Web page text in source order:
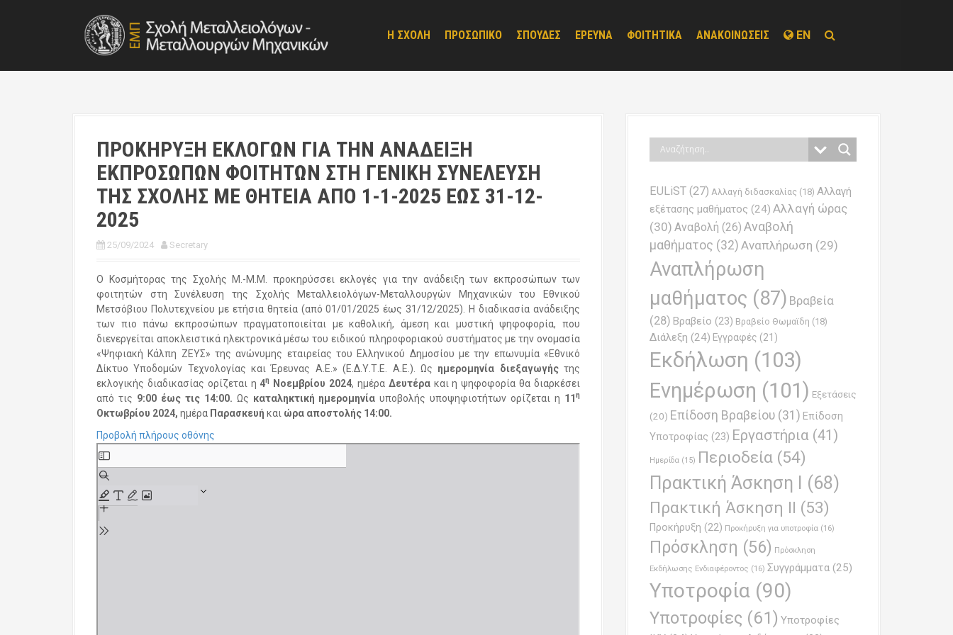
Η ΣΧΟΛΗ ΠΡΟΣΩΠΙΚΟ ΣΠΟΥΔΕΣ ΕΡΕΥΝΑ ΦΟΙΤΗΤΙΚΑ ΑΝΑΚΟΙΝΩΣΕΙΣ EN
ΠΡΟΚΗΡΥΞΗ ΕΚΛΟΓΩΝ ΓΙΑ ΤΗΝ ΑΝΑΔΕΙΞΗ
ΕΚΠΡΟΣΩΠΩΝ ΦΟΙΤΗΤΩΝ ΣΤΗ ΓΕΝΙΚΗ ΣΥΝΕΛΕΥΣΗ
ΤΗΣ ΣΧΟΛΗΣ ΜΕ ΘΗΤΕΙΑ ΑΠΟ 1-1-2025 ΕΩΣ 31-12-
2025
25/09/2024 Secretary
Ο Κοσμήτορας της Σχολής Μ.-Μ.Μ. προκηρύσσει εκλογές για την ανάδειξη των εκπροσώπων των
φοιτητών στη Συνέλευση της Σχολής Μεταλλειολόγων-Μεταλλουργών Μηχανικών του Εθνικού
Μετσόβιου Πολυτεχνείου με ετήσια θητεία (από 01/01/2025 έως 31/12/2025). Η διαδικασία ανάδειξης
των πιο πάνω εκπροσώπων πραγματοποιείται με καθολική, άμεση και μυστική ψηφοφορία, που
διενεργείται αποκλειστικά ηλεκτρονικά μέσω του ειδικού πληροφοριακού συστήματος με την ονομασία
«Ψηφιακή Κάλπη ΖΕΥΣ» της ανώνυμης εταιρείας του Ελληνικού Δημοσίου με την επωνυμία «Εθνικό
Δίκτυο Υποδομών Τεχνολογίας και Έρευνας Α.Ε.» (Ε.Δ.Υ.Τ.Ε. Α.Ε.). Ως ημερομηνία διεξαγωγήςτης
εκλογικής διαδικασίας ορίζεται η 4η Νοεμβρίου 2024, ημέρα Δευτέρακαι η ψηφοφορία θα διαρκέσει
από τις 9:00 έως τις 14:00. Ως καταληκτική ημερομηνίαυποβολής υποψηφιοτήτων ορίζεται η 11η
Οκτωβρίου 2024, ημέρα Παρασκευή και ώρα αποστολής 14:00.
Προβολή πλήρους οθόνης
S
k
p
t
o
P
EULiST (27) Αλλαγή διδασκαλίας (18) Αλλαγή
εξέτασης μαθήματος (24) Αλλαγή ώρας
(30) Αναβολή (26) Αναβολή
μαθήματος (32) Αναπλήρωση (29)
Αναπλήρωση
μαθήματος (87) Βραβεία
(28) Βραβείο (23) Βραβείο Θωμαϊδη (18)
Διάλεξη (24) Εγγραφές (21)
Εκδήλωση (103)
Ενημέρωση (101) Εξετάσεις
(20) Επίδοση Βραβείου (31) Επίδοση
Υποτροφίας (23) Εργαστήρια (41)
Ημερίδα (15) Περιοδεία (54)
Πρακτική Άσκηση Ι (68)
Πρακτική Άσκηση ΙΙ (53)
Προκήρυξη (22) Προκήρυξη για υποτροφία (16)
Πρόσκληση (56) Πρόσκληση
Εκδήλωσης Ενδιαφέροντος (16) Συγγράμματα (25)
Υποτροφία (90)
Υποτροφίες (61) Υποτροφίες